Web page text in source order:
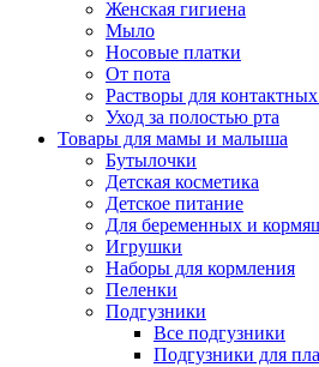
Женская гигиена
Мыло
Носовые платки
От пота
Растворы для
Уход за полостью рта
Товары для мамы и малыша
Бутылочки
Детская косметика
Детское питание
Для беременных и
Игрушки
Наборы для кормления
Пеленки
Подгузники
Все подгузники
Подгузники для